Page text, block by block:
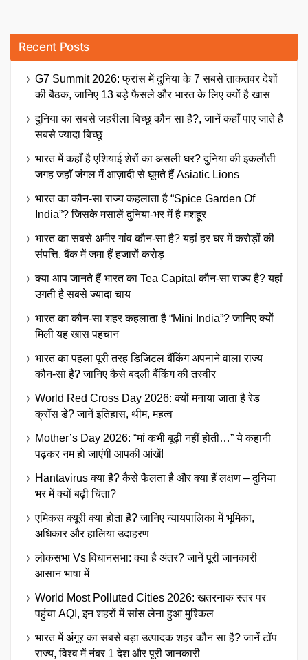
Recent Posts
G7 Summit 2026: फ्रांस में दुनिया के 7 सबसे ताकतवर देशों
की बैठक, जानिए 13 बड़े फैसले और भारत के लिए क्यों है खास
दुनिया का सबसे जहरीला बिच्छू कौन सा है?, जानें कहाँ पाए जाते हैं
सबसे ज्यादा बिच्छू
भारत में कहाँ है एशियाई शेरों का असली घर? दुनिया की इकलौती
जगह जहाँ जंगल में आज़ादी से घूमते हैं Asiatic Lions
भारत का कौन-सा राज्य कहलाता है “Spice Garden Of
India”? जिसके मसालें दुनिया-भर में है मशहूर
भारत का सबसे अमीर गांव कौन-सा है? यहां हर घर में करोड़ों की
संपत्ति, बैंक में जमा हैं हजारों करोड़
क्या आप जानते हैं भारत का Tea Capital कौन-सा राज्य है? यहां
उगती है सबसे ज्यादा चाय
भारत का कौन-सा शहर कहलाता है “Mini India”? जानिए क्यों
मिली यह खास पहचान
भारत का पहला पूरी तरह डिजिटल बैंकिंग अपनाने वाला राज्य
कौन-सा है? जानिए कैसे बदली बैंकिंग की तस्वीर
World Red Cross Day 2026: क्यों मनाया जाता है रेड
क्रॉस डे? जानें इतिहास, थीम, महत्व
Mother’s Day 2026: “मां कभी बूढ़ी नहीं होती…” ये कहानी
पढ़कर नम हो जाएंगी आपकी आंखें!
Hantavirus क्या है? कैसे फैलता है और क्या हैं लक्षण – दुनिया
भर में क्यों बढ़ी चिंता?
एमिकस क्यूरी क्या होता है? जानिए न्यायपालिका में भूमिका,
अधिकार और हालिया उदाहरण
लोकसभा Vs विधानसभा: क्या है अंतर? जानें पूरी जानकारी
आसान भाषा में
World Most Polluted Cities 2026: खतरनाक स्तर पर
पहुंचा AQI, इन शहरों में सांस लेना हुआ मुश्किल
भारत में अंगूर का सबसे बड़ा उत्पादक शहर कौन सा है? जानें टॉप
राज्य, विश्व में नंबर 1 देश और पूरी जानकारी